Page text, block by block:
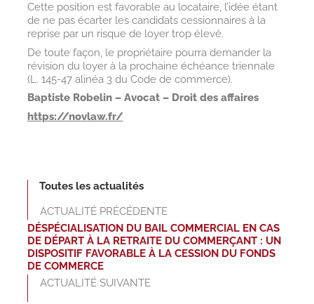
Cette position est favorable au locataire, l’idée étant
de ne pas écarter les candidats cessionnaires à la
reprise par un risque de loyer trop élevé.
De toute façon, le propriétaire pourra demander la
révision du loyer à la prochaine échéance triennale
(L. 145-47 alinéa 3 du Code de commerce).
Baptiste Robelin – Avocat – Droit des affaires
https://novlaw.fr/
Toutes les actualités
ACTUALITÉ PRÉCÉDENTE
DÉSPÉCIALISATION DU BAIL COMMERCIAL EN CAS
DE DÉPART À LA RETRAITE DU COMMERÇANT : UN
DISPOSITIF FAVORABLE À LA CESSION DU FONDS
DE COMMERCE
ACTUALITÉ SUIVANTE